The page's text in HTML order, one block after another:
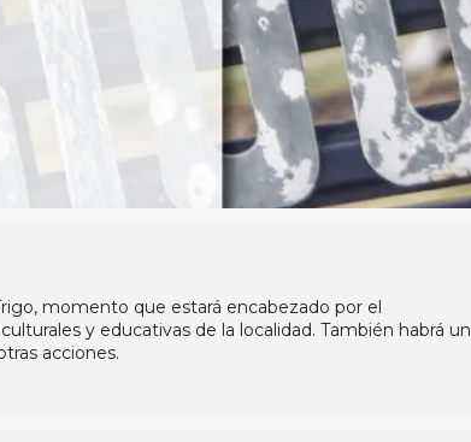
momento que estará encabezado por el
y educativas de la localidad. También habrá un
acciones.